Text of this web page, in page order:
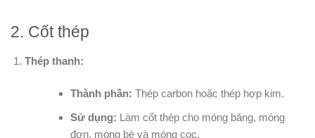
2. Cốt thép
Thép thanh:
Thành phần: Thép carbon hoặc thép hợp kim.
Sử dụng: Làm cốt thép cho móng băng, móng
đơn, móng bè và móng cọc.